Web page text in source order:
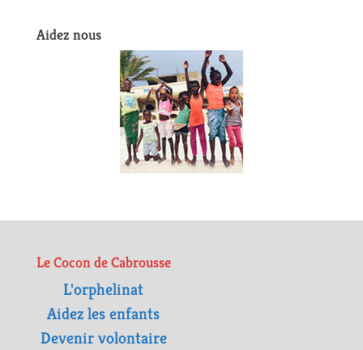
Aidez nous
Le Cocon de Cabrousse
L'orphelinat
Aidez les enfants
Devenir volontaire